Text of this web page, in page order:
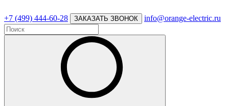
+7 (499) 444-60-28 ЗАКАЗАТЬ ЗВОНОК info@orange-electric.ru